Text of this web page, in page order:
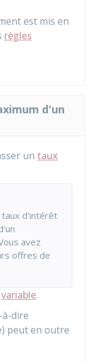
est mis en
règles
d'un
un taux
taux d'intérêt
avez
offres de
variable.
dire
peut en outre